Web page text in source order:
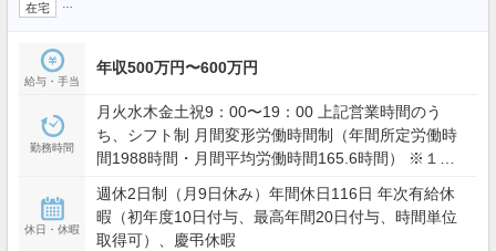
在宅
給与・手当
年収500万円〜600万円
勤務時間
月火水木金土祝9：00〜19：00 上記営業時間のう
ち、シフト制 月間変形労働時間制（年間所定労働時
間1988時間・月間平均労働時間165.6時間） ※１日
じて勤務時間を設定します。
休日・休暇
週休2日制（月9日休み）年間休日116日 年次有給休
暇（初年度10日付与、最高年間20日付与、時間単位
取得可）、慶弔休暇